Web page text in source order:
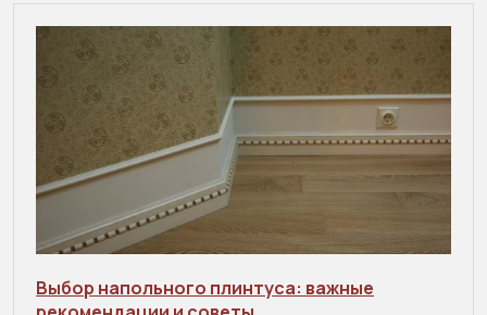
Выбор напольного плинтуса: важные